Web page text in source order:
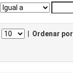
Ordenar por